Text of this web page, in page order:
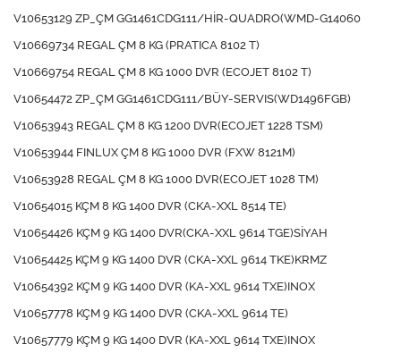
V10653129 ZP_ÇM GG1461CDG111/HİR-QUADRO(WMD-G14060
V10669734 REGAL ÇM 8 KG (PRATICA 8102 T)
V10669754 REGAL ÇM 8 KG 1000 DVR (ECOJET 8102 T)
V10654472 ZP_ÇM GG1461CDG111/BÜY-SERVIS(WD1496FGB)
V10653943 REGAL ÇM 8 KG 1200 DVR(ECOJET 1228 TSM)
V10653944 FINLUX ÇM 8 KG 1000 DVR (FXW 8121M)
V10653928 REGAL ÇM 8 KG 1000 DVR(ECOJET 1028 TM)
V10654015 KÇM 8 KG 1400 DVR (CKA-XXL 8514 TE)
V10654426 KÇM 9 KG 1400 DVR(CKA-XXL 9614 TGE)SİYAH
V10654425 KÇM 9 KG 1400 DVR (CKA-XXL 9614 TKE)KRMZ
V10654392 KÇM 9 KG 1400 DVR (KA-XXL 9614 TXE)INOX
V10657778 KÇM 9 KG 1400 DVR (CKA-XXL 9614 TE)
V10657779 KÇM 9 KG 1400 DVR (KA-XXL 9614 TXE)INOX